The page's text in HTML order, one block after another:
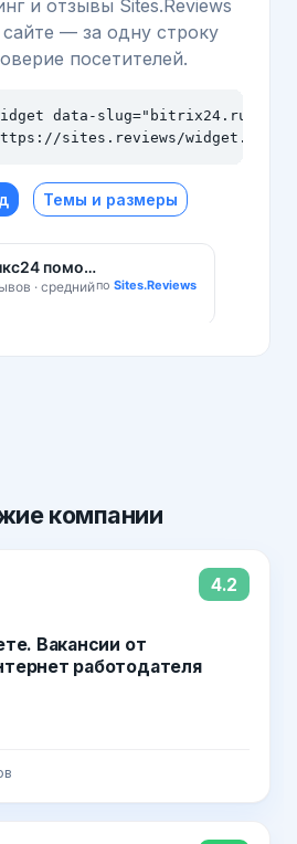
и отзывы Sites.Reviews
— за одну строку
посетителей.
data-slug="bitrix24.ru"
sites.reviews/widget.js"
Темы и размеры
компании
4.2
Вакансии от
работодателя